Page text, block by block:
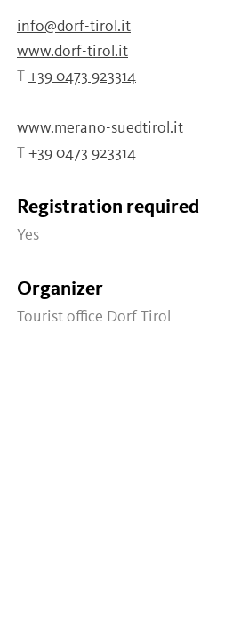
info@dorf-tirol.it
www.dorf-tirol.it
T +39 0473 923314
www.merano-suedtirol.it
T +39 0473 923314
Registration required
Yes
Organizer
Tourist office Dorf Tirol